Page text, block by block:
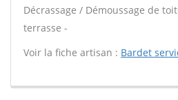
Décrassage / Démoussage de
terrasse -
Voir la fiche artisan : Bardet